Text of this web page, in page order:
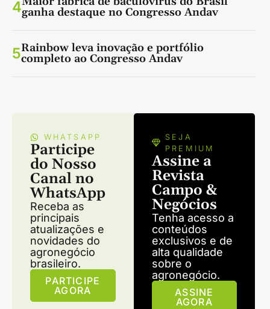
4ganha destaque no Congresso Andav
5Rainbow leva inovação e portfólio
completo ao Congresso Andav
WHATSAPP
Participe
do Nosso
Canal no
WhatsApp
Receba as
principais
atualizações e
novidades do
agronegócio
brasileiro.
PARTICIPE
AGORA
SEJA
PREMIUM
Assine a
Revista
Campo &
Negócios
Tenha acesso a
conteúdos
exclusivos e de
alta qualidade
sobre o
agronegócio.
ASSINE
AGORA